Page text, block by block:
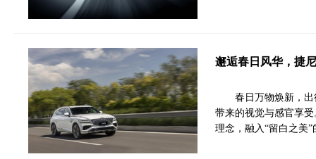
邂逅春日风华，捷
春日万物焕新，
带来的视觉与感官享
理念，融入“留白之美